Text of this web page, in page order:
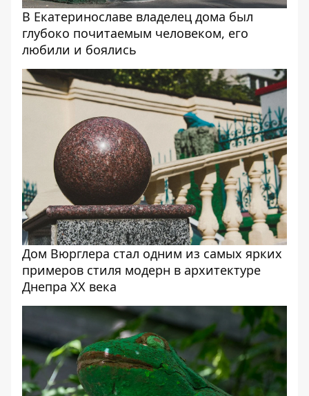
В Екатеринославе владелец дома был
глубоко почитаемым человеком, его
любили и боялись
Дом Вюрглера стал одним из самых ярких
примеров стиля модерн в архитектуре
Днепра XX века